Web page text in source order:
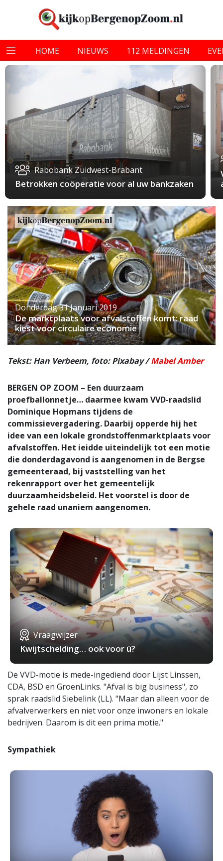
HOME NIEUWS 112 MELDINGEN
Rabobank Zuidwest-Brabant
Betrokken coöperatie voor al uw bankzaken
Donderdag 31 Januari 2019
De marktplaats voor afvalstoffen komt: raad
kiest voor circulaire economie
Tekst: Han Verbeem, foto: Pixabay /Mabel Amber
BERGEN OP ZOOM – Een duurzaam
proefballonnetje… daarmee kwam VVD-raadslid
Dominique Hopmans tijdens de
commissievergadering. Daarbij opperde hij het
idee van een lokale grondstoffenmarktplaats voor
afvalstoffen. Het ieidde uiteindelijk tot een motie
die donderdagavond is aangenomen in de Bergse
gemeenteraad, bij vaststelling van het
rekenrapport over het gemeentelijk
duurzaamheidsbeleid. Het voorstel is door de
gehele raad unaniem aangenomen.
Vraagwijzer
Kwijtschelding… ook voor ú?
De VVD-motie is mede-ingediend door Lijst Linssen,
CDA, BSD en GroenLinks. "Afval is big business", zo
sprak raadslid Siebelink (LL). "Maar dan alleen voor de
afvalverwerkers en niet voor onze inwoners en lokale
bedrijven. Daarom is dit een prima motie."
Sympathiek